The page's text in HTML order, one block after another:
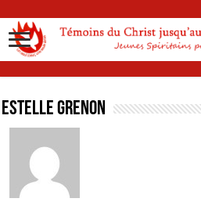
Estelle Grenon